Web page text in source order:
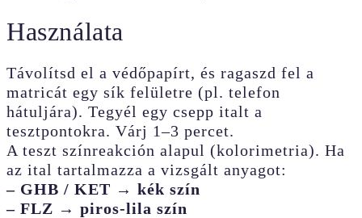
Használata
Távolítsd el a védőpapírt, és ragaszd fel a
matricát egy sík felületre (pl. telefon
hátuljára). Tegyél egy csepp italt a
tesztpontokra. Várj 1–3 percet.
A teszt színreakción alapul (kolorimetria). Ha
az ital tartalmazza a vizsgált anyagot:
– GHB / KET → kék szín
– FLZ → piros-lila szín